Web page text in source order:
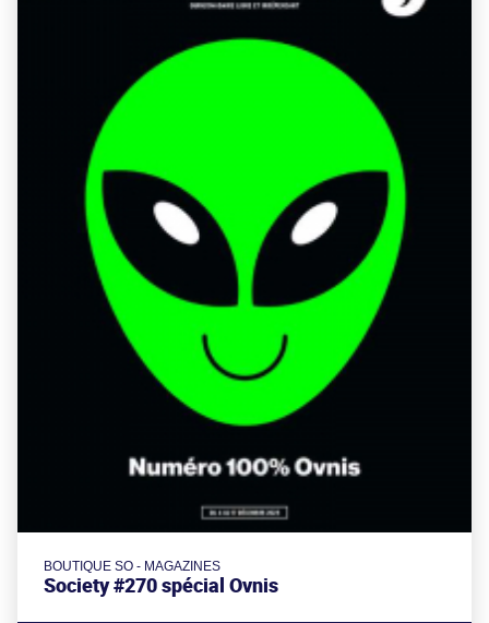
BOUTIQUE SO - MAGAZINES
Society #270 spécial Ovnis